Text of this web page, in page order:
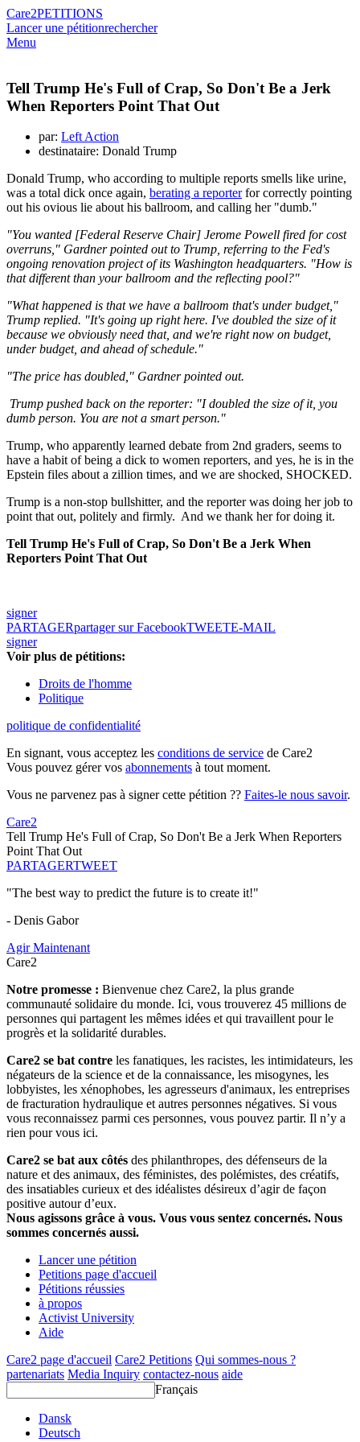
Care2PETITIONS
Lancer une pétitionrechercher
Menu
Tell Trump He's Full of Crap, So Don't Be a Jerk
When Reporters Point That Out
par: Left Action
destinataire: Donald Trump
Donald Trump, who according to multiple reports smells like urine,
was a total dick once again, berating a reporterfor correctly pointing
out his ovious lie about his ballroom, and calling her "dumb."
"You wanted [Federal Reserve Chair] Jerome Powell fired for cost
overruns," Gardner pointed out to Trump, referring to the Fed's
ongoing renovation project of its Washington headquarters. "How is
that different than your ballroom and the reflecting pool?"
"What happened is that we have a ballroom that's under budget,"
Trump replied. "It's going up right here. I've doubled the size of it
because we obviously need that, and we're right now on budget,
under budget, and ahead of schedule."
"The price has doubled," Gardner pointed out.
Trump pushed back on the reporter: "I doubled the size of it, you
dumb person. You are not a smart person."
Trump, who apparently learned debate from 2nd graders, seems to
have a habit of being a dick to women reporters, and yes, he is in the
Epstein files about a zillion times, and we are shocked, SHOCKED.
Trump is a non-stop bullshitter, and the reporter was doing her job to
point that out, politely and firmly. And we thank her for doing it.
Tell Trump He's Full of Crap, So Don't Be a Jerk When
Reporters Point That Out
signer
PARTAGERpartager sur FacebookTWEETE-MAIL
signer
Voir plus de pétitions:
Droits de l'homme
Politique
politique de confidentialité
En signant, vous acceptez les conditions de service de Care2
Vous pouvez gérer vos abonnements à tout moment.
Vous ne parvenez pas à signer cette pétition ?? Faites-le nous savoir.
Care2
Tell Trump He's Full of Crap, So Don't Be a Jerk When Reporters
Point That Out
PARTAGERTWEET
"The best way to predict the future is to create it!"
- Denis Gabor
Agir Maintenant
Care2
Notre promesse : Bienvenue chez Care2, la plus grande
communauté solidaire du monde. Ici, vous trouverez 45 millions de
personnes qui partagent les mêmes idées et qui travaillent pour le
progrès et la solidarité durables.
Care2 se bat contre les fanatiques, les racistes, les intimidateurs, les
négateurs de la science et de la connaissance, les misogynes, les
lobbyistes, les xénophobes, les agresseurs d'animaux, les entreprises
de fracturation hydraulique et autres personnes négatives. Si vous
vous reconnaissez parmi ces personnes, vous pouvez partir. Il n’y a
rien pour vous ici.
Care2 se bat aux côtés des philanthropes, des défenseurs de la
nature et des animaux, des féministes, des polémistes, des créatifs,
des insatiables curieux et des idéalistes désireux d’agir de façon
positive autour d’eux.
Nous agissons grâce à vous. Vous vous sentez concernés. Nous
sommes concernés aussi.
Lancer une pétition
Petitions page d'accueil
Pétitions réussies
à propos
Activist University
Aide
Care2 page d'accueil Care2 Petitions Qui sommes-nous ?
partenariats Media Inquiry contactez-nous aide
Français
Dansk
Deutsch